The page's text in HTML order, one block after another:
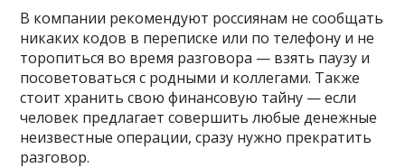
В компании рекомендуют россиянам не сообщать
никаких кодов в переписке или по телефону и не
торопиться во время разговора — взять паузу и
посоветоваться с родными и коллегами. Также
стоит хранить свою финансовую тайну — если
человек предлагает совершить любые денежные
неизвестные операции, сразу нужно прекратить
разговор.